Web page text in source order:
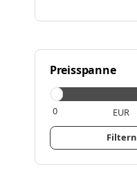
Preisspanne
EUR
Filtern